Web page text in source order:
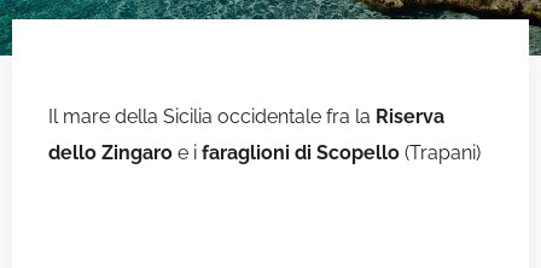
Il mare della Sicilia occidentale fra la Riserva
dello Zingaro e i faraglioni di Scopello (Trapani)